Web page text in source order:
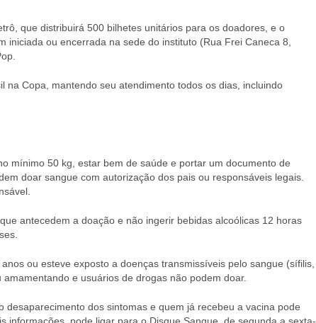
que distribuirá 500 bilhetes unitários para os doadores, e o
ou encerrada na sede do instituto (Rua Frei Caneca 8,
Copa, mantendo seu atendimento todos os dias, incluindo
mínimo 50 kg, estar bem de saúde e portar um documento de
doar sangue com autorização dos pais ou responsáveis legais.
antecedem a doação e não ingerir bebidas alcoólicas 12 horas
ou esteve exposto a doenças transmissíveis pelo sangue (sífilis,
e usuários de drogas não podem doar.
dos sintomas e quem já recebeu a vacina pode